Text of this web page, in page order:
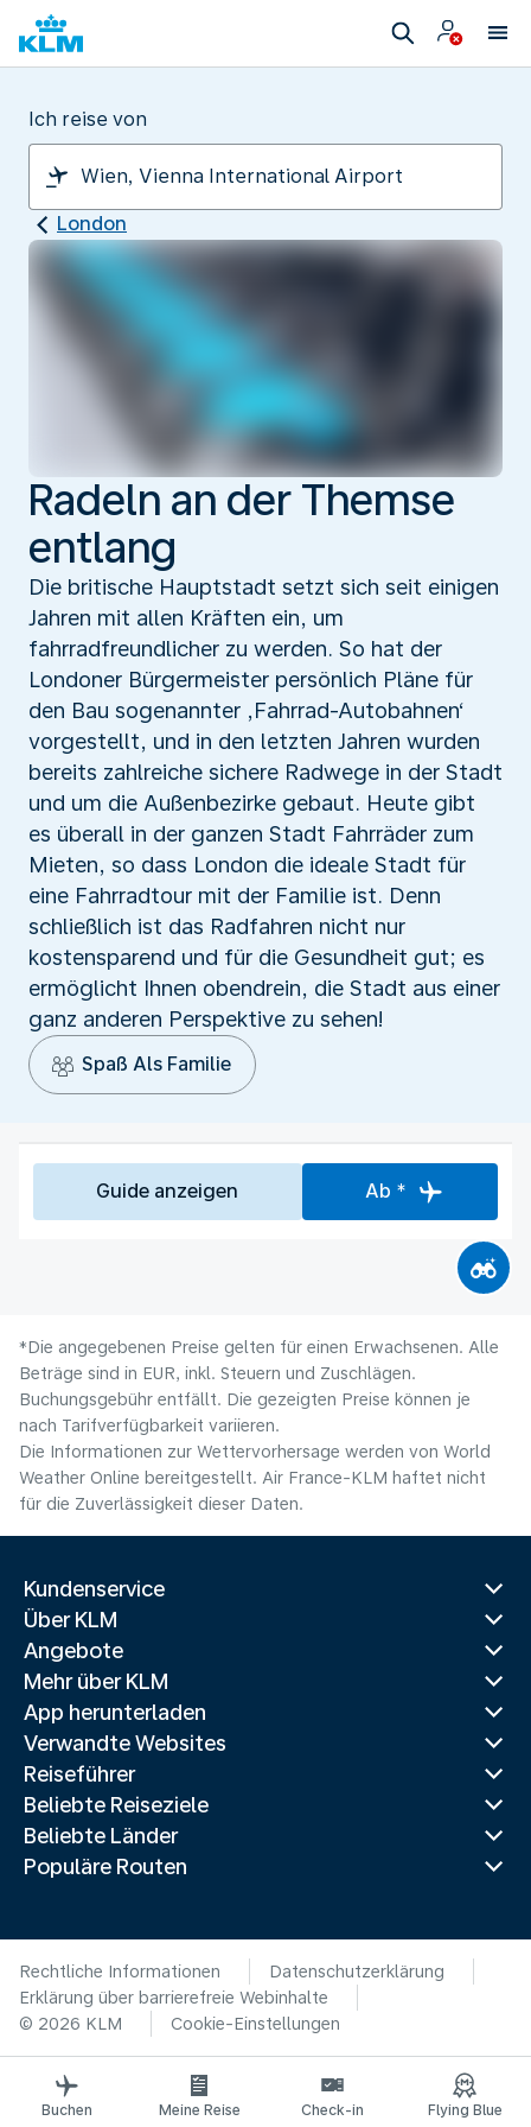
Ich reise von
London
Radeln an der Themse
entlang
Die britische Hauptstadt setzt sich seit einigen
Jahren mit allen Kräften ein, um
fahrradfreundlicher zu werden. So hat der
Londoner Bürgermeister persönlich Pläne für
den Bau sogenannter ‚Fahrrad-Autobahnen‘
vorgestellt, und in den letzten Jahren wurden
bereits zahlreiche sichere Radwege in der Stadt
und um die Außenbezirke gebaut. Heute gibt
es überall in der ganzen Stadt Fahrräder zum
Mieten, so dass London die ideale Stadt für
eine Fahrradtour mit der Familie ist. Denn
schließlich ist das Radfahren nicht nur
kostensparend und für die Gesundheit gut; es
ermöglicht Ihnen obendrein, die Stadt aus einer
ganz anderen Perspektive zu sehen!
Spaß Als Familie
Guide anzeigen Ab *
*Die angegebenen Preise gelten für einen Erwachsenen. Alle
Beträge sind in EUR, inkl. Steuern und Zuschlägen.
Buchungsgebühr entfällt. Die gezeigten Preise können je
nach Tarifverfügbarkeit variieren.
Die Informationen zur Wettervorhersage werden von World
Weather Online bereitgestellt. Air France-KLM haftet nicht
für die Zuverlässigkeit dieser Daten.
Kundenservice
Über KLM
Angebote
Mehr über KLM
App herunterladen
Verwandte Websites
Reiseführer
Beliebte Reiseziele
Beliebte Länder
Populäre Routen
Rechtliche Informationen
Datenschutzerklärung
Erklärung über barrierefreie Webinhalte
© 2026 KLM
Cookie-Einstellungen
Buchen Meine Reise Check-in Flying Blue